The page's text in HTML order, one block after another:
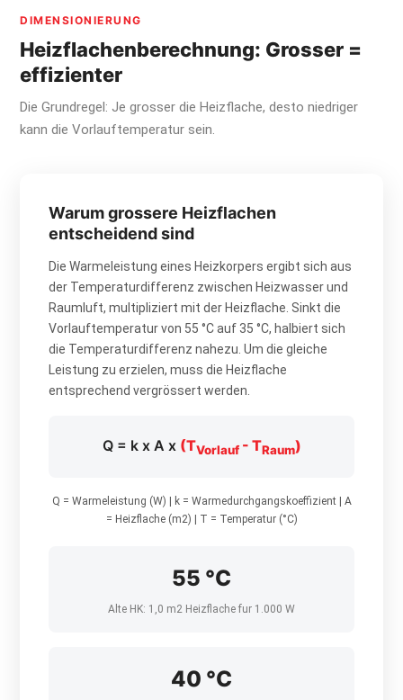
DIMENSIONIERUNG
Heizflachenberechnung: Grosser =
effizienter
Die Grundregel: Je grosser die Heizflache, desto niedriger
kann die Vorlauftemperatur sein.
Warum grossere Heizflachen
entscheidend sind
Die Warmeleistung eines Heizkorpers ergibt sich aus
der Temperaturdifferenz zwischen Heizwasser und
Raumluft, multipliziert mit der Heizflache. Sinkt die
Vorlauftemperatur von 55 °C auf 35 °C, halbiert sich
die Temperaturdifferenz nahezu. Um die gleiche
Leistung zu erzielen, muss die Heizflache
entsprechend vergrössert werden.
Q = k x A x (TVorlauf- TRaum)
Q = Warmeleistung (W) | k = Warmedurchgangskoeffizient | A
= Heizflache (m2) | T = Temperatur (°C)
55 °C
Alte HK: 1,0 m2 Heizflache fur 1.000 W
40 °C